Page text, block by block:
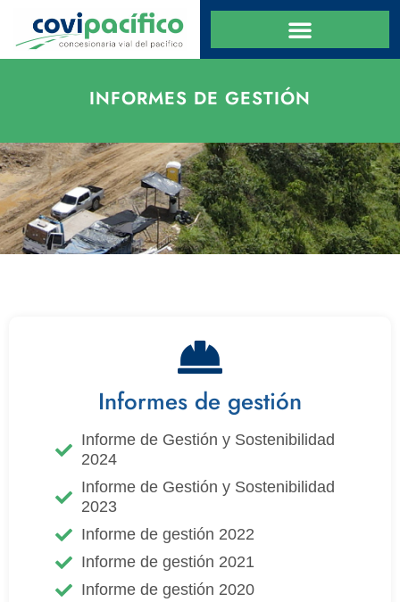
INFORMES DE GESTIÓN
Informes de gestión
Informe de Gestión y Sostenibilidad
2024
Informe de Gestión y Sostenibilidad
2023
Informe de gestión 2022
Informe de gestión 2021
Informe de gestión 2020